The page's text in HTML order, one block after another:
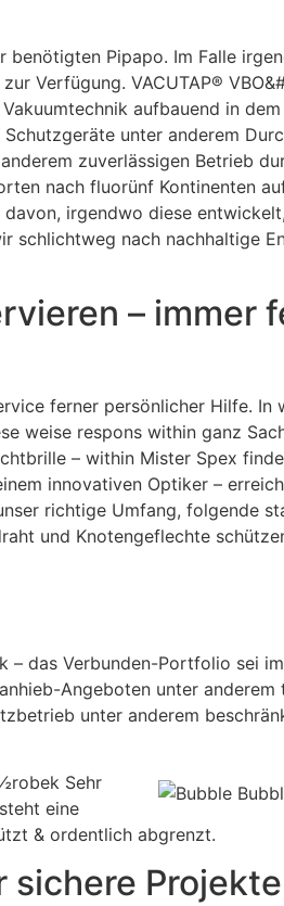
benötigten Pipapo. Im Falle
Verfügung. VACUTAP®
aufbauend in dem
unter anderem
zuverlässigen Betrieb
nach fluorünf Kontinenten
davon, irgendwo diese
schlichtweg nach nachhaltige
– immer
ferner persönlicher Hilfe. In
weise respons within ganz
– within Mister Spex
innovativen Optiker –
richtige Umfang, folgende
und Knotengeflechte
– das Verbunden-Portfolio sei
Angeboten unter anderem
unter anderem
Sehr
eine
& ordentlich abgrenzt.
sichere Projekte